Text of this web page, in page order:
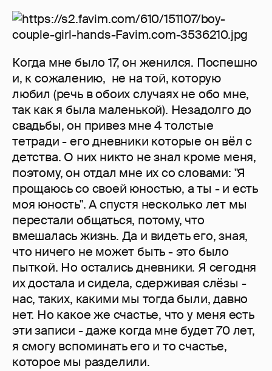
Когда мне было 17, он женился. Поспешно
и, к сожалению, не на той, которую
любил (речь в обоих случаях не обо мне,
так как я была маленькой). Незадолго до
свадьбы, он привез мне 4 толстые
тетради - его дневники которые он вёл с
детства. О них никто не знал кроме меня,
поэтому, он отдал мне их со словами: "Я
прощаюсь со своей юностью, а ты - и есть
моя юность". А спустя несколько лет мы
перестали общаться, потому, что
вмешалась жизнь. Да и видеть его, зная,
что ничего не может быть - это было
пыткой. Но остались дневники. Я сегодня
их достала и сидела, сдерживая слёзы -
нас, таких, какими мы тогда были, давно
нет. Но какое же счастье, что у меня есть
эти записи - даже когда мне будет 70 лет,
я смогу вспоминать его и то счастье,
которое мы разделили.